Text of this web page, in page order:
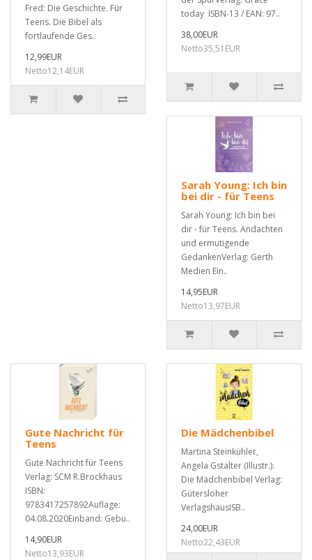
Fred: Die Geschichte. Für
Teens. Die Bibel als
fortlaufende Ges..
12,99EUR
Netto12,14EUR
today ISBN-13 / EAN: 97..
38,00EUR
Netto35,51EUR
Sarah Young: Ich bin
bei dir - für Teens
Sarah Young: Ich bin bei
dir - für Teens. Andachten
und ermutigende
GedankenVerlag: Gerth
Medien Ein..
14,95EUR
Netto13,97EUR
Gute Nachricht für
Teens
Gute Nachricht für Teens
Verlag: SCM R.Brockhaus
ISBN:
9783417257892Auflage:
04.08.2020Einband: Gebu..
14,90EUR
Netto13,93EUR
Die Mädchenbibel
Martina Steinkühler,
Angela Gstalter (Illustr.):
Die Mädchenbibel Verlag:
Gütersloher
VerlagshausISB..
24,00EUR
Netto22,43EUR